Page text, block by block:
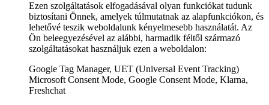
Ezen szolgáltatások elfogadásával olyan funkciókat tudunk
biztosítani Önnek, amelyek túlmutatnak az alapfunkciókon, és
lehetővé teszik weboldalunk kényelmesebb használatát. Az
Ön beleegyezésével az alábbi, harmadik féltől származó
szolgáltatásokat használjuk ezen a weboldalon:
Google Tag Manager, UET (Universal Event Tracking)
Microsoft Consent Mode, Google Consent Mode, Klarna,
Freshchat